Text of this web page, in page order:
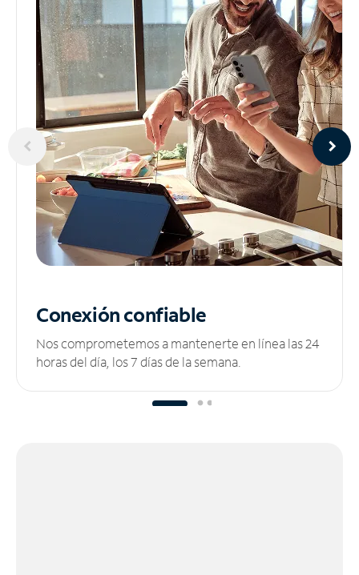
Conexión confiable
Nos comprometemos a mantenerte en línea las 24
horas del día, los 7 días de la semana.